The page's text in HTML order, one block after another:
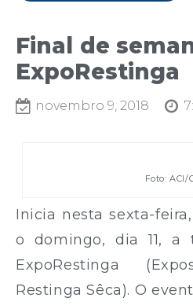
Final de
ExpoRestinga
novembro 9, 2018
Foto: ACI/
Inicia nesta sexta-
o domingo, dia 11, a
ExpoRestinga
Restinga Sêca). O